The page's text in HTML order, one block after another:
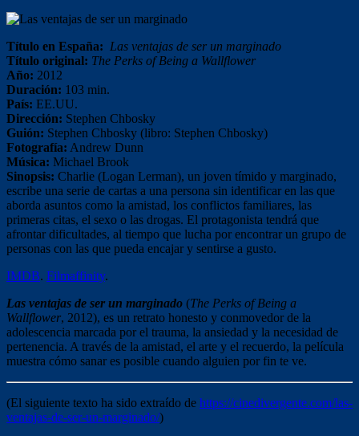
Título en España: Las ventajas de ser un marginado
Título original: The Perks of Being a Wallflower
Año: 2012
Duración: 103 min.
País: EE.UU.
Dirección: Stephen Chbosky
Guión: Stephen Chbosky (libro: Stephen Chbosky)
Fotografía: Andrew Dunn
Música: Michael Brook
Sinopsis: Charlie (Logan Lerman), un joven tímido y marginado,
escribe una serie de cartas a una persona sin identificar en las que
aborda asuntos como la amistad, los conflictos familiares, las
primeras citas, el sexo o las drogas. El protagonista tendrá que
afrontar dificultades, al tiempo que lucha por encontrar un grupo de
personas con las que pueda encajar y sentirse a gusto.
IMDB. Filmaffinity.
Las ventajas de ser un marginado (The Perks of Being a
Wallflower, 2012), es un retrato honesto y conmovedor de la
adolescencia marcada por el trauma, la ansiedad y la necesidad de
pertenencia. A través de la amistad, el arte y el recuerdo, la película
muestra cómo sanar es posible cuando alguien por fin te ve.
(El siguiente texto ha sido extraído de https://cinedivergente.com/las-
ventajas-de-ser-un-marginado/)